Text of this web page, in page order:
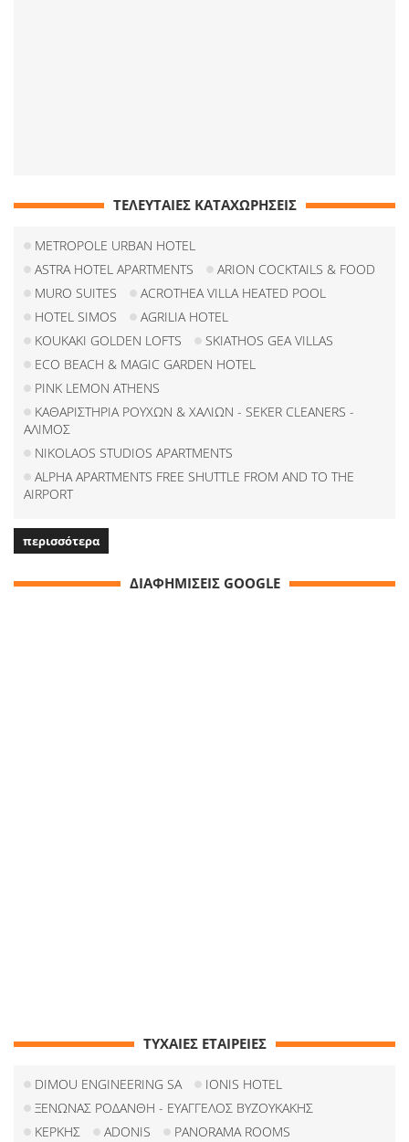
ΤΕΛΕΥΤΑΙΕΣ ΚΑΤΑΧΩΡΗΣΕΙΣ
METROPOLE URBAN HOTEL
ASTRA HOTEL APARTMENTS
ARION COCKTAILS & FOOD
MURO SUITES
ACROTHEA VILLA HEATED POOL
HOTEL SIMOS
AGRILIA HOTEL
KOUKAKI GOLDEN LOFTS
SKIATHOS GEA VILLAS
ECO BEACH & MAGIC GARDEN HOTEL
PINK LEMON ATHENS
ΚΑΘΑΡΙΣΤΗΡΙΑ ΡΟΥΧΩΝ & ΧΑΛΙΩΝ - SEKER CLEANERS -
ΑΛΙΜΟΣ
NIKOLAOS STUDIOS APARTMENTS
ALPHA APARTMENTS FREE SHUTTLE FROM AND TO THE
AIRPORT
περισσότερα
ΔΙΑΦΗΜΙΣΕΙΣ GOOGLE
ΤΥΧΑΙΕΣ ΕΤΑΙΡΕΙΕΣ
DIMOU ENGINEERING SA
IONIS HOTEL
ΞΕΝΩΝΑΣ ΡΟΔΑΝΘΗ - ΕΥΑΓΓΕΛΟΣ ΒΥΖΟΥΚΑΚΗΣ
ΚΕΡΚΗΣ
ADONIS
PANORAMA ROOMS